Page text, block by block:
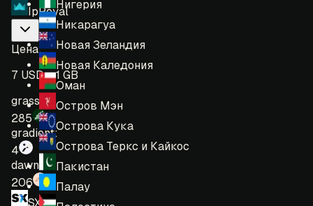
Нигерия
Никарагуа
Новая Зеландия
Новая Каледония
Оман
Остров Мэн
Острова Кука
Острова Теркс и Кайкос
Пакистан
Палау
IpRoyal
Цена:
7 USD = 1 GB
grass:
285
gradient:
4
dawn:
206
SX